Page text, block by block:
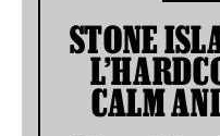
STONE
CALM